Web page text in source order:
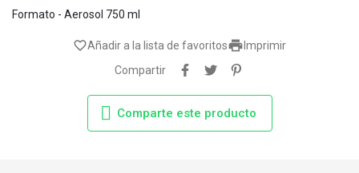
Formato - Aerosol 750 ml
 Imprimir
favorite_borderAñadir a la lista de favoritos
Compartir
Comparte este producto